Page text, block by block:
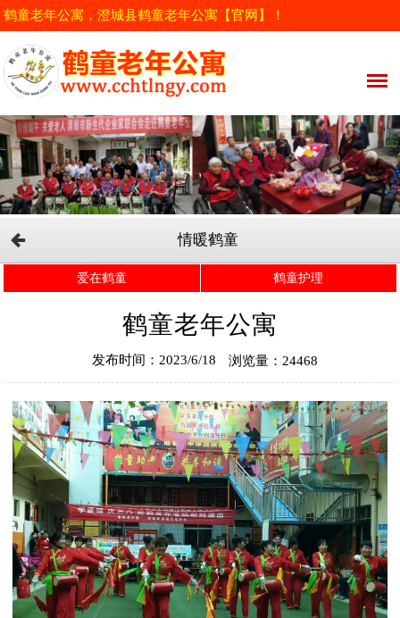
鹤童老年公寓，澄城县鹤童老年公寓【官网】！
情暖鹤童
爱在鹤童 鹤童护理
鹤童老年公寓
发布时间：2023/6/18 浏览量：24468